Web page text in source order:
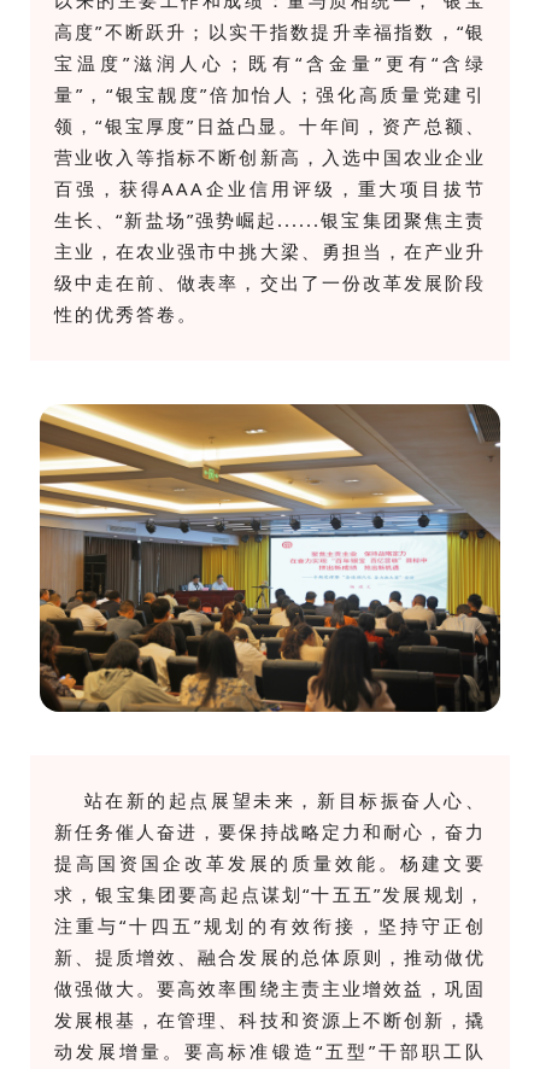
高度”不断跃升；以实干指数提升幸福指数，“银
宝温度”滋润人心；既有“含金量”更有“含绿
量”，“银宝靓度”倍加怡人；强化高质量党建引
领，“银宝厚度”日益凸显。十年间，资产总额、
营业收入等指标不断创新高，入选中国农业企业
百强，获得AAA企业信用评级，重大项目拔节
生长、“新盐场”强势崛起......银宝集团聚焦主责
主业，在农业强市中挑大梁、勇担当，在产业升
级中走在前、做表率，交出了一份改革发展阶段
性的优秀答卷。
站在新的起点展望未来， 新目标振奋人心、
新任务催人奋进，要保持战略定力和耐心， 奋力
提高国资国企改革发展的质量效能。杨建文要
求，银宝集团要高起点谋划“十五五”发展规划，
注重与“十四五”规划的有效衔接，坚持守正创
新、提质增效、融合发展的总体原则，推动做优
做强做大。要高效率围绕主责主业增效益，巩固
发展根基，在管理、科技和资源上不断创新，撬
动发展增量。要高标准锻造“五型”干部职工队